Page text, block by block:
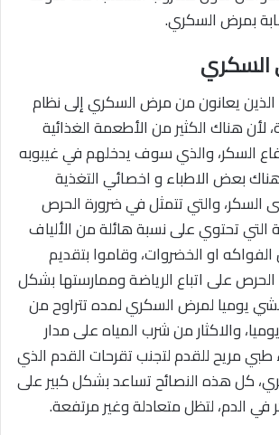
بمرض السكري.
السكري
يعانون من مرض السكري إلى نظام
لأن هناك الكثير من الأطعمة الغذائية
السكر، والذي سوف يدخلهم في غيبوبه
بعض الاطباء و اخصائي التغذية
السكر، والتي تتمثل في ضرورة الحرص
التي تحتوي على نسبة هائلة من الألياف
او الخضروات، وقاموا بتقديم
على اتباع الرياضة وممارستها بشكل
يوميا لمرض السكري لمده تتراوح من
يوميا، والاكثار من شرب المياه على مدار
طبي مريح للقدم لتجنب تقرحات القدم الذي
كل هذه النصائح تساعد بشكل كبير على
في الدم، لتظل متعادلة وغير مرتفعة.